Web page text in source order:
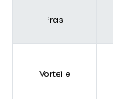
Preis
Vorteile